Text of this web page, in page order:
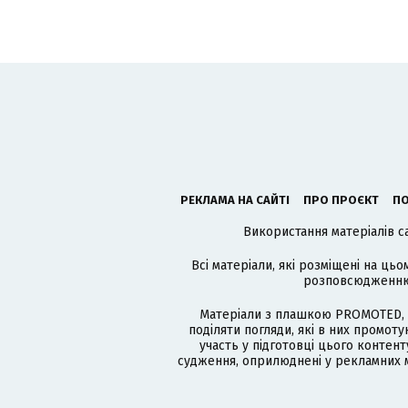
РЕКЛАМА НА САЙТІ ПРО ПРОЄКТ
Використання матеріалів
Всі матеріали, які розміщені на
розповсюдженню
Матеріали з плашкою
поділяти погляди, які в них
участь у підготовці цього
судження, оприлюднені у рекламних